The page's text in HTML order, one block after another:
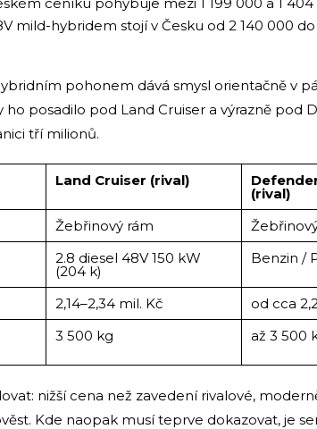
mild-hybridem stojí v Česku od 2 140 000
pohonem dává smysl orientačně v
ho posadilo pod Land Cruiser a výrazně pod
tří milionů.
Land Cruiser (rival)
(rival)
Žebřinový rám
2.8 diesel 48V 150 kW
(204 k)
Benzin /
2,14–2,34 mil. Kč
od cca
3 500 kg až 3 500
nižší cena než zavedení rivalové,
Kde naopak musí teprve dokazovat, je